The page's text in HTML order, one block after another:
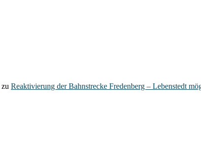
zu Reaktivierung der Bahnstrecke Fredenberg – Lebenstedt